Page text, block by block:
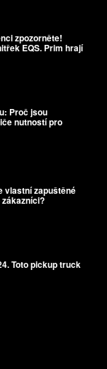
zpozorněte!
EQS. Prim hrají
Proč jsou
nutností pro
vlastní zapuštěné
Toto pickup truck